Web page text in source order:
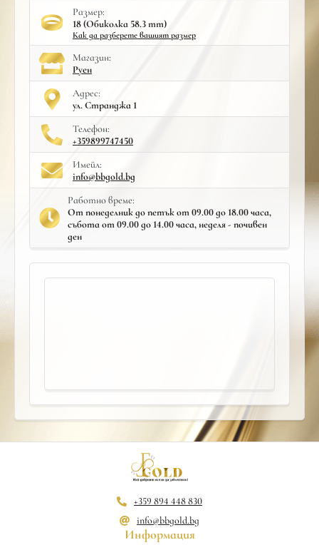
Размер:
18 (Обиколка 58.3 mm)
Как да разберете вашият размер
Mагазин:
Руен
Адрес:
ул. Странджа 1
Телефон:
+359899747450
Имейл:
info@bbgold.bg
Работно време:
От понеделник до петък от 09.00 до 18.00 часа,
събота от 09.00 до 14.00 часа, неделя - почивен
ден
+359 894 448 830
info@bbgold.bg
Информация